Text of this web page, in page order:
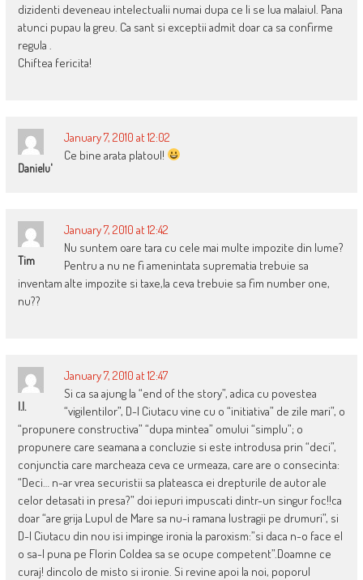
dizidenti deveneau intelectualii numai dupa ce li se lua malaiul. Pana
atunci pupau la greu. Ca sant si exceptii admit doar ca sa confirme
regula .
Chiftea fericita!
Danielu'
January 7, 2010 at 12:02
Ce bine arata platoul!
Tim
January 7, 2010 at 12:42
Nu suntem oare tara cu cele mai multe impozite din lume?
Pentru a nu ne fi amenintata suprematia trebuie sa
inventam alte impozite si taxe,la ceva trebuie sa fim number one,
nu??
I.I.
January 7, 2010 at 12:47
Si ca sa ajung la “end of the story”, adica cu povestea
“vigilentilor”, D-l Ciutacu vine cu o “initiativa” de zile mari”, o
“propunere constructiva” “dupa mintea” omului “simplu”; o
propunere care seamana a concluzie si este introdusa prin “deci”,
conjunctia care marcheaza ceva ce urmeaza, care are o consecinta:
“Deci… n-ar vrea securistii sa plateasca ei drepturile de autor ale
celor detasati in presa?” doi iepuri impuscati dintr-un singur foc!!ca
doar “are grija Lupul de Mare sa nu-i ramana lustragii pe drumuri”, si
D-l Ciutacu din nou isi impinge ironia la paroxism:”si daca n-o face el
o sa-l puna pe Florin Coldea sa se ocupe competent”.Doamne ce
curaj! dincolo de misto si ironie. Si revine apoi la noi, poporul